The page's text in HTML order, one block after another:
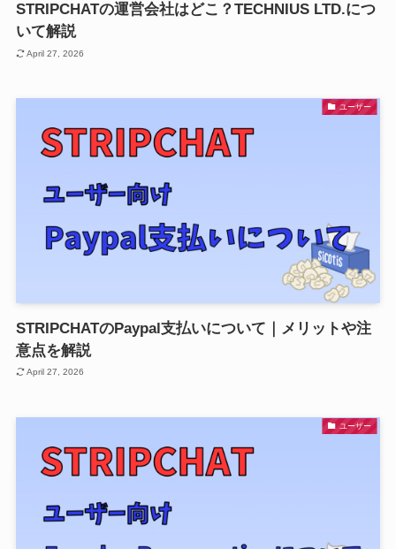
STRIPCHATの運営会社はどこ？TECHNIUS LTD.につ
いて解説
April 27, 2026
ユーザー
STRIPCHATのPaypal支払いについて｜メリットや注
意点を解説
April 27, 2026
ユーザー